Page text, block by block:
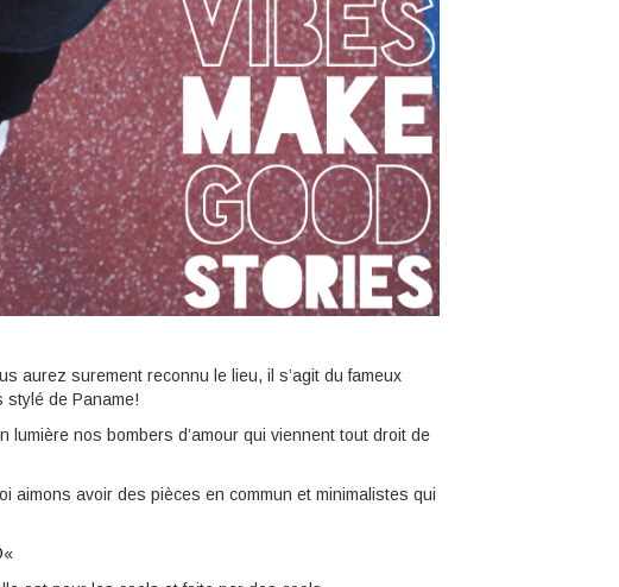
aurez surement reconnu le lieu, il s’agit du fameux
stylé de Paname!
nos bombers d’amour qui viennent tout droit de
avoir des pièces en commun et minimalistes qui
«